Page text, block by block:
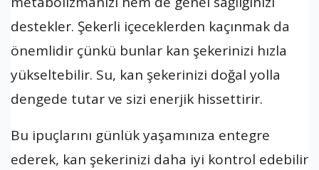
destekler. Şekerli içeceklerden kaçınmak da
önemlidir çünkü bunlar kan şekerinizi hızla
yükseltebilir. Su, kan şekerinizi doğal yolla
dengede tutar ve sizi enerjik hissettirir.
Bu ipuçlarını günlük yaşamınıza entegre
ederek, kan şekerinizi daha iyi kontrol edebilir